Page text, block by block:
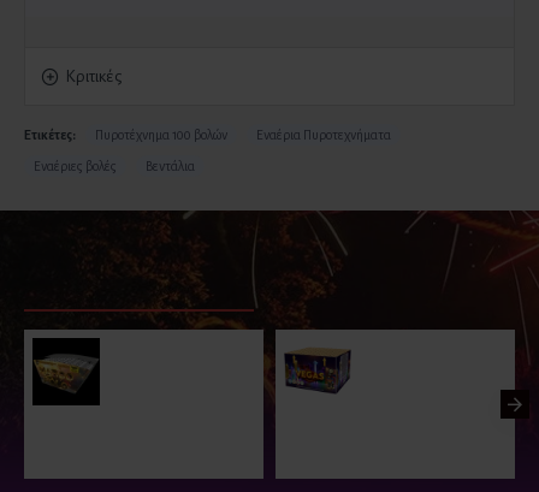
Κριτικές
Ετικέτες: Πυροτέχνημα 100 βολών Εναέρια Πυροτεχνήματα
Εναέριες βολές Βεντάλια
ΠΑΡΟΜΟΙΑ ΠΡΟΪΟΝΤΑ ΕΙΔΑΤΕ ΠΡΟΣΦΑΤΑ
MARCO POLO 100
Εναέριο